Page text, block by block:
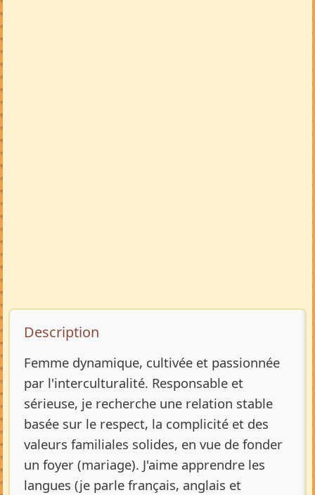
Description de l’annonce
Description
Femme dynamique, cultivée et passionnée
par l'interculturalité. Responsable et
sérieuse, je recherche une relation stable
basée sur le respect, la complicité et des
valeurs familiales solides, en vue de fonder
un foyer (mariage). J'aime apprendre les
langues (je parle français, anglais et